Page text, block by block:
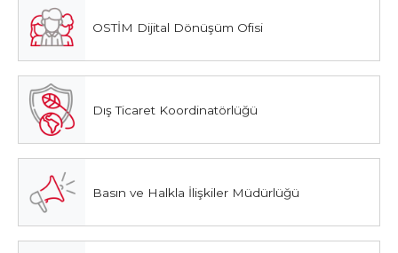
OSTİM Dijital Dönüşüm Ofisi
Dış Ticaret Koordinatörlüğü
Basın ve Halkla İlişkiler Müdürlüğü